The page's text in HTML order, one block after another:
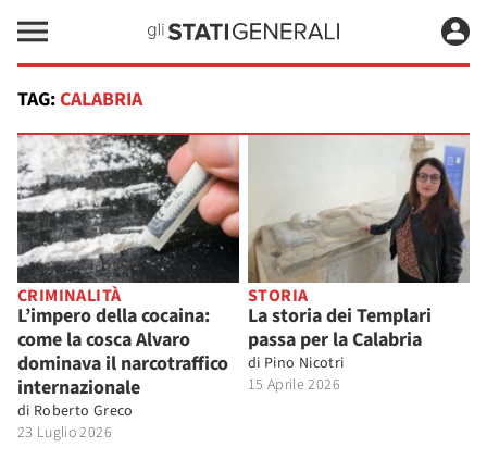
TAG:CALABRIA
CRIMINALITÀ
L’impero della cocaina:
come la cosca Alvaro
dominava il narcotraffico
internazionale
di Roberto Greco
23 Luglio 2026
STORIA
La storia dei Templari
passa per la Calabria
di Pino Nicotri
15 Aprile 2026